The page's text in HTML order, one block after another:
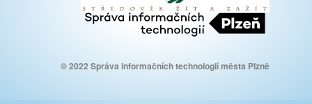
© 2022 Správa informačních technologií města Plzně